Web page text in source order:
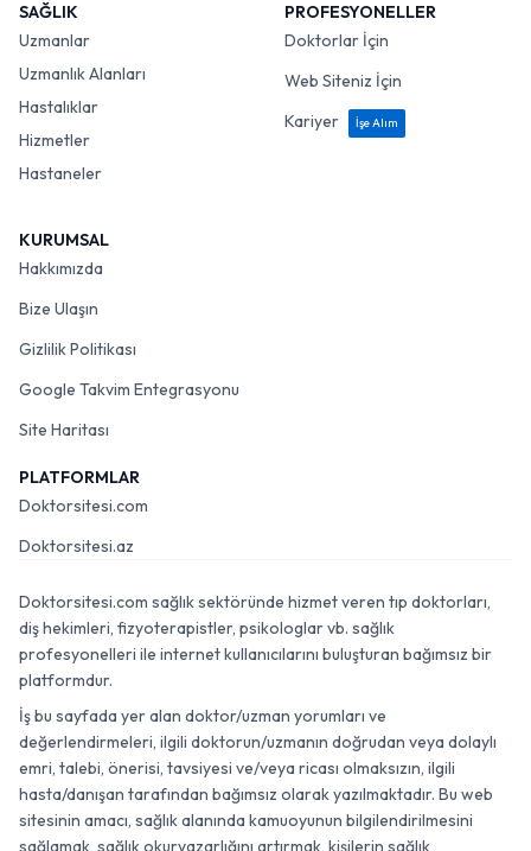
SAĞLIK
Uzmanlar
Uzmanlık Alanları
Hastalıklar
Hizmetler
Hastaneler
PROFESYONELLER
Doktorlar İçin
Web Siteniz İçin
Kariyer
İşe Alım
KURUMSAL
Hakkımızda
Bize Ulaşın
Gizlilik Politikası
Google Takvim Entegrasyonu
Site Haritası
PLATFORMLAR
Doktorsitesi.com
Doktorsitesi.az
Doktorsitesi.com sağlık sektöründe hizmet veren tıp doktorları,
diş hekimleri, fizyoterapistler, psikologlar vb. sağlık
profesyonelleri ile internet kullanıcılarını buluşturan bağımsız bir
platformdur.
İş bu sayfada yer alan doktor/uzman yorumları ve
değerlendirmeleri, ilgili doktorun/uzmanın doğrudan veya dolaylı
emri, talebi, önerisi, tavsiyesi ve/veya ricası olmaksızın, ilgili
hasta/danışan tarafından bağımsız olarak yazılmaktadır. Bu web
sitesinin amacı, sağlık alanında kamuoyunun bilgilendirilmesini
sağlamak, sağlık okuryazarlığını artırmak, kişilerin sağlık